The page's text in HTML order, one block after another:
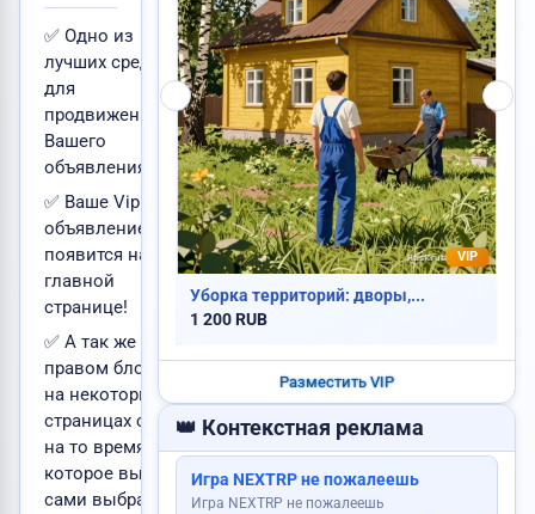
Куплю авто
Продам дом
Сдам квартиру
Найден паспорт
Пропали ключи
Требуется повар
✅ Одно из
лучших средств
для
продвижения
Вашего
объявления!
✅ Ваше Vip
объявление
появится на
главной
странице!
✅ А так же в
правом блоке
на некоторых
страницах сайта
на то время,
которое вы
сами выбрали и
VIP
Китая во...
VIP
Уборка территорий: дворы,...
1 200 RUB
Разместить VIP
👑 Контекстная реклама
Игра NEXTRP не пожалеешь
Игра NEXTRP не пожалеешь